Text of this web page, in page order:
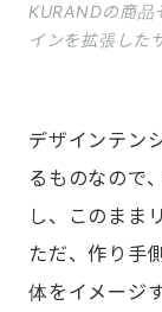
KURANDの商品
インを拡張した
デザインテン
るものなので
し、このまま
ただ、作り手
体をイメージ